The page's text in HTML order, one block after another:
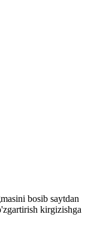
bosib saytdan
kirgizishga